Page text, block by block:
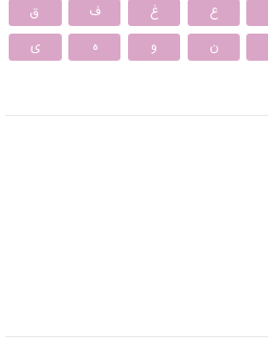
ع غ ف
ق
ن و ه ی